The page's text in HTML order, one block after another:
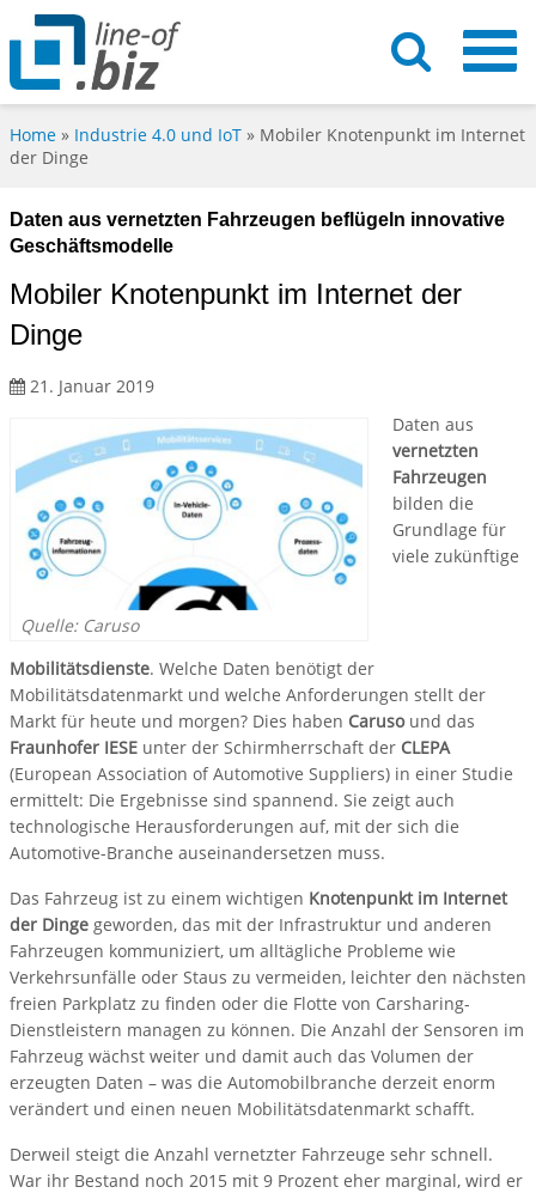
Home » Industrie 4.0 und IoT » Mobiler Knotenpunkt im Internet
der Dinge
Daten aus vernetzten Fahrzeugen beflügeln innovative
Geschäftsmodelle
Mobiler Knotenpunkt im Internet der
Dinge
21. Januar 2019
Quelle: Caruso
Daten aus
vernetzten
Fahrzeugen
bilden die
Grundlage für
viele zukünftige
Mobilitätsdienste. Welche Daten benötigt der
Mobilitätsdatenmarkt und welche Anforderungen stellt der
Markt für heute und morgen? Dies haben Carusound das
Fraunhofer IESE unter der Schirmherrschaft der CLEPA
(European Association of Automotive Suppliers) in einer Studie
ermittelt: Die Ergebnisse sind spannend. Sie zeigt auch
technologische Herausforderungen auf, mit der sich die
Automotive-Branche auseinandersetzen muss.
Das Fahrzeug ist zu einem wichtigen Knotenpunkt im Internet
der Dinge geworden, das mit der Infrastruktur und anderen
Fahrzeugen kommuniziert, um alltägliche Probleme wie
Verkehrsunfälle oder Staus zu vermeiden, leichter den nächsten
freien Parkplatz zu finden oder die Flotte von Carsharing-
Dienstleistern managen zu können. Die Anzahl der Sensoren im
Fahrzeug wächst weiter und damit auch das Volumen der
erzeugten Daten – was die Automobilbranche derzeit enorm
verändert und einen neuen Mobilitätsdatenmarkt schafft.
Derweil steigt die Anzahl vernetzter Fahrzeuge sehr schnell.
War ihr Bestand noch 2015 mit 9 Prozent eher marginal, wird er